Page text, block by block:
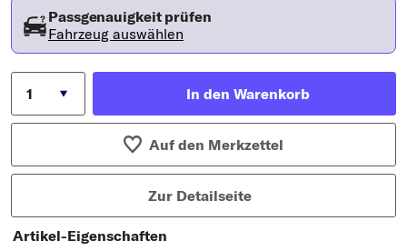
Passgenauigkeit prüfen
Fahrzeug auswählen
In den Warenkorb
Auf den Merkzettel
Zur Detailseite
Artikel-Eigenschaften